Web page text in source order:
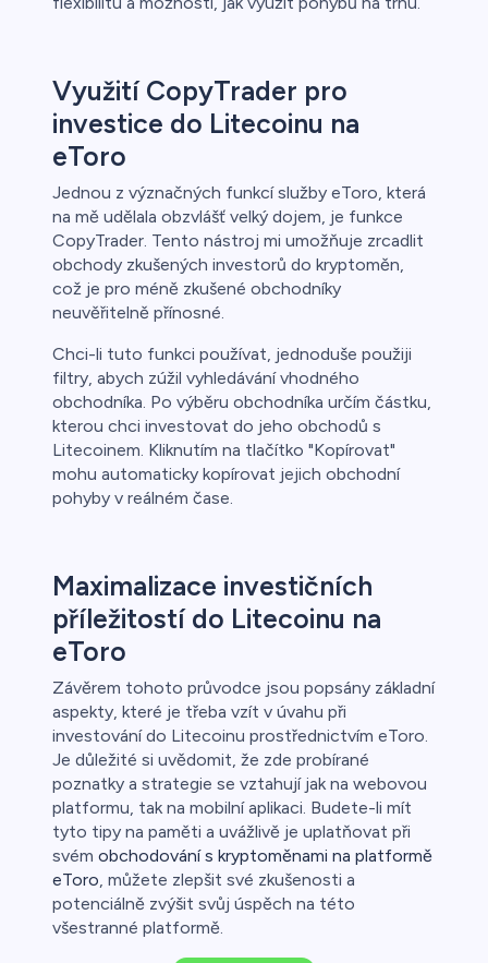
Využití CopyTrader pro
investice do Litecoinu na
eToro
Jednou z význačných funkcí služby eToro, která
na mě udělala obzvlášť velký dojem, je funkce
CopyTrader. Tento nástroj mi umožňuje zrcadlit
obchody zkušených investorů do kryptoměn,
což je pro méně zkušené obchodníky
neuvěřitelně přínosné.
Chci-li tuto funkci používat, jednoduše použiji
filtry, abych zúžil vyhledávání vhodného
obchodníka. Po výběru obchodníka určím částku,
kterou chci investovat do jeho obchodů s
Litecoinem. Kliknutím na tlačítko "Kopírovat"
mohu automaticky kopírovat jejich obchodní
pohyby v reálném čase.
Maximalizace investičních
příležitostí do Litecoinu na
eToro
Závěrem tohoto průvodce jsou popsány základní
aspekty, které je třeba vzít v úvahu při
investování do Litecoinu prostřednictvím eToro.
Je důležité si uvědomit, že zde probírané
poznatky a strategie se vztahují jak na webovou
platformu, tak na mobilní aplikaci. Budete-li mít
tyto tipy na paměti a uvážlivě je uplatňovat při
svém obchodování s kryptoměnami na platformě
eToro, můžete zlepšit své zkušenosti a
potenciálně zvýšit svůj úspěch na této
všestranné platformě.